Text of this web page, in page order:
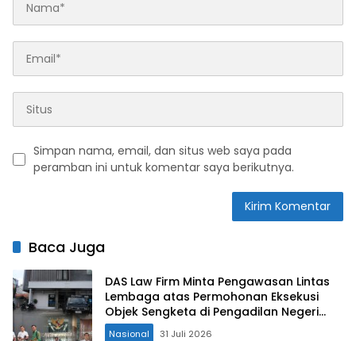
Simpan nama, email, dan situs web saya pada
peramban ini untuk komentar saya berikutnya.
Baca Juga
DAS Law Firm Minta Pengawasan Lintas
Lembaga atas Permohonan Eksekusi
Objek Sengketa di Pengadilan Negeri
Jakarta Selatan
Nasional 31 Juli 2026